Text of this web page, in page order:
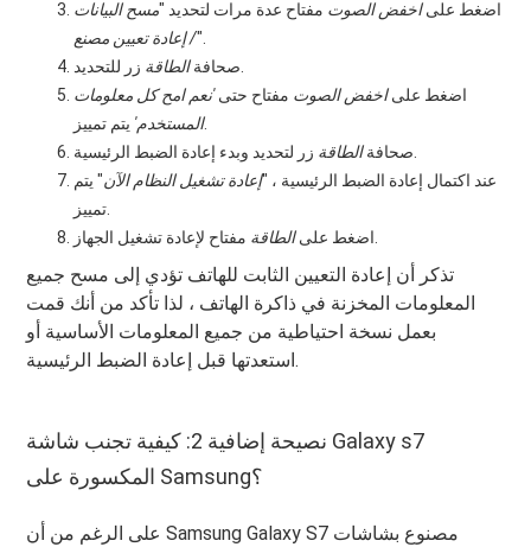
اضغط علىاخفض الصوت مفتاح عدة مرات لتحديد "مسح البيانات
/ إعادة تعيين مصنع".
صحافةالطاقة
زر للتحديد.
اضغط علىاخفض الصوت مفتاح حتى'نعم امح كل معلومات
المستخدم'يتم تمييز.
صحافةالطاقة
زر لتحديد وبدء إعادة الضبط الرئيسية.
عند اكتمال إعادة الضبط الرئيسية ، "إعادة تشغيل النظام الآن" يتم
تمييز.
اضغط علىالطاقة مفتاح لإعادة تشغيل الجهاز.
تذكر أن إعادة التعيين الثابت للهاتف تؤدي إلى مسح جميع
المعلومات المخزنة في ذاكرة الهاتف ، لذا تأكد من أنك قمت
بعمل نسخة احتياطية من جميع المعلومات الأساسية أو
استعدتها قبل إعادة الضبط الرئيسية.
نصيحة إضافية 2: كيفية تجنب شاشة Galaxy s7
المكسورة على Samsung؟
على الرغم من أن Samsung Galaxy S7 مصنوع بشاشات